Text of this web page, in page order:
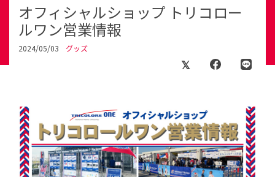
オフィシャルショップ トリコロー
ルワン営業情報
2024/05/03 グッズ